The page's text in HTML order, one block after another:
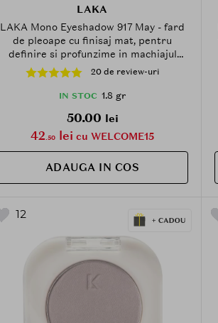
LAKA
LAKA Mono Eyeshadow 917 May - fard
de pleoape cu finisaj mat, pentru
definire si profunzime in machiajul
ochilor - 1.8 g
20 de review-uri
IN STOC 1.8 gr
50.00 lei
42.50 lei cu WELCOME15
ADAUGA IN COS
12